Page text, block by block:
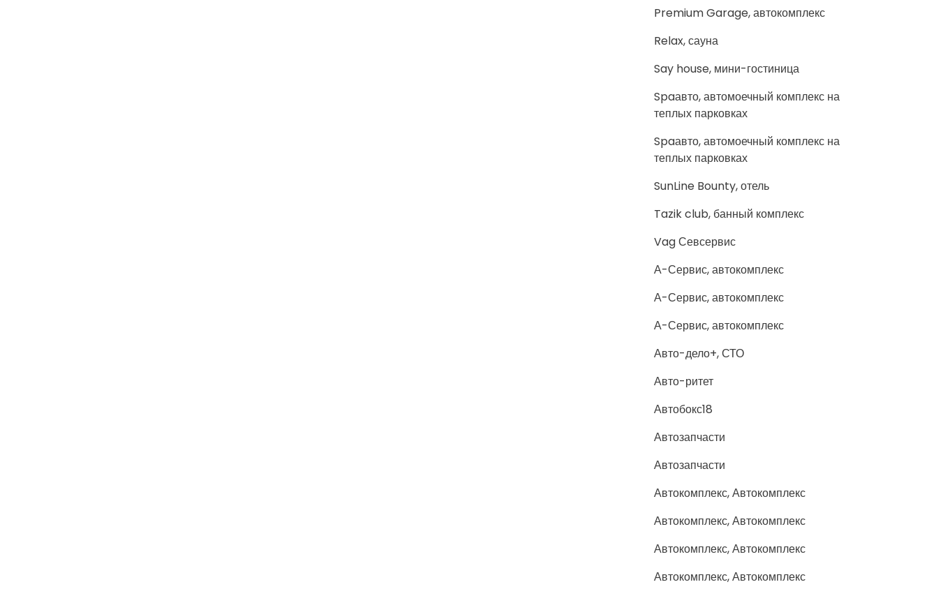
Premium Garage, автокомплекс
Relax, сауна
Say house, мини-гостиница
Spaавто, автомоечный комплекс на
теплых парковках
Spaавто, автомоечный комплекс на
теплых парковках
SunLine Bounty, отель
Tazik club, банный комплекс
Vag Севсервис
А-Сервис, автокомплекс
А-Сервис, автокомплекс
А-Сервис, автокомплекс
Авто-дело+, СТО
Авто-ритет
Автобокс18
Автозапчасти
Автозапчасти
Автокомплекс, Автокомплекс
Автокомплекс, Автокомплекс
Автокомплекс, Автокомплекс
Автокомплекс, Автокомплекс